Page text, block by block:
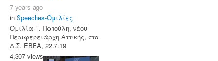
7 years ago
in Speeches-Ομιλίες
Ομιλία Γ. Πατούλη, νέου
Περιφερειάρχη Αττικής, στο
Δ.Σ. ΕΒΕΑ, 22.7.19
4,307 views